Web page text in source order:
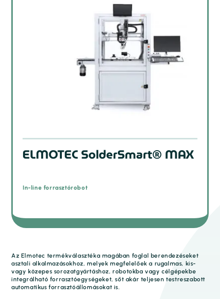
ELMOTEC SolderSmart® MAX
In-line forrasztórobot
Az Elmotec termékválasztéka magában foglal berendezéseket
asztali alkalmazásokhoz, melyek megfelelőek a rugalmas, kis-
vagy közepes sorozatgyártáshoz, robotokba vagy célgépekbe
integrálható forrasztóegységeket, sőt akár teljesen testreszabott
automatikus forrasztóállomásokat is.